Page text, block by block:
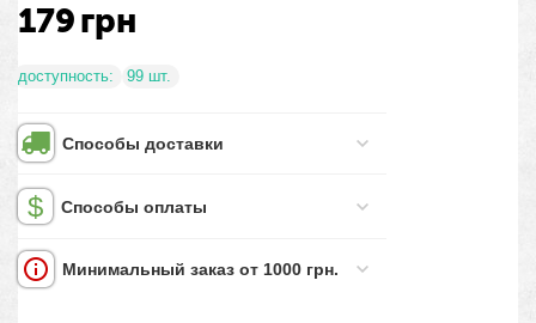
179грн
доступность: 99 шт.
Способы доставки
Способы оплаты
Минимальный заказ от 1000 грн.